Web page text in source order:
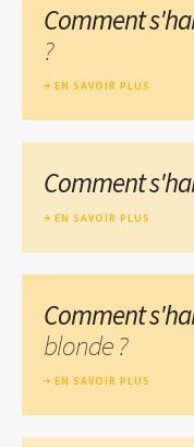
Comment
?
EN SAVOIR PLUS
Comment
EN SAVOIR PLUS
Comment
blonde ?
EN SAVOIR PLUS